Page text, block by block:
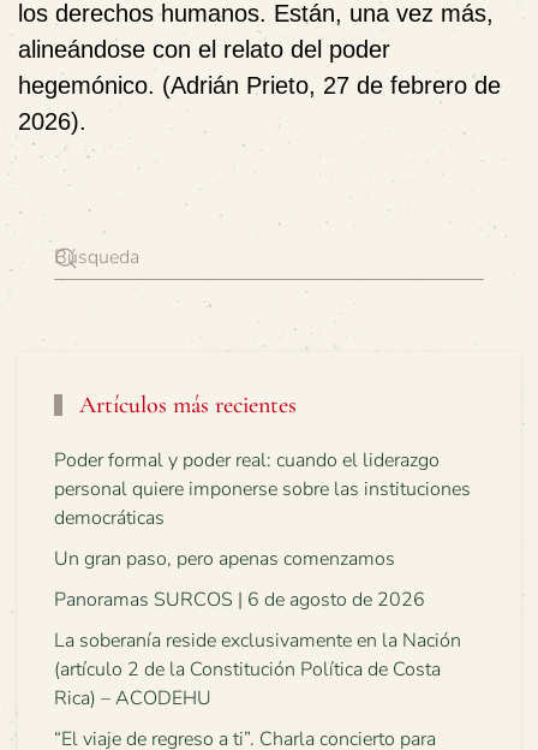
los derechos humanos. Están, una vez más,
alineándose con el relato del poder
hegemónico. (Adrián Prieto, 27 de febrero de
2026).
Artículos más recientes
Poder formal y poder real: cuando el liderazgo
personal quiere imponerse sobre las instituciones
democráticas
Un gran paso, pero apenas comenzamos
Panoramas SURCOS | 6 de agosto de 2026
La soberanía reside exclusivamente en la Nación
(artículo 2 de la Constitución Política de Costa
Rica) – ACODEHU
“El viaje de regreso a ti”. Charla concierto para